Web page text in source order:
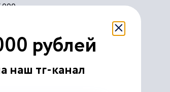
года до н. э....
государства
рублей
наш тг-канал